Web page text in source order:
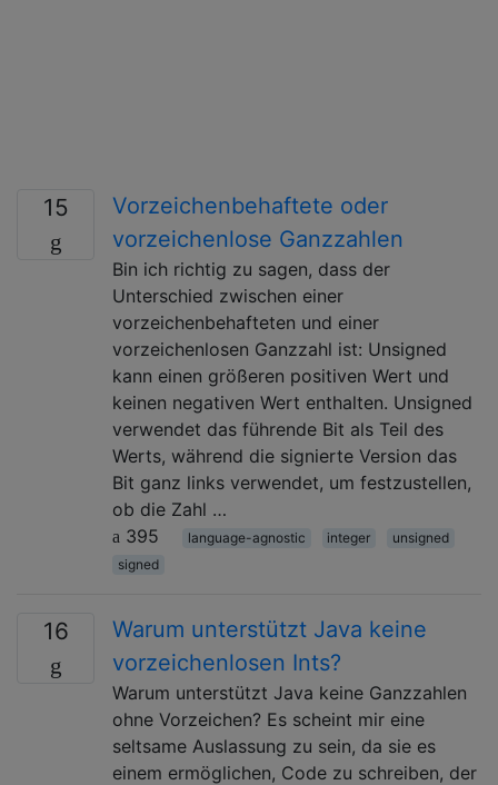
15
Vorzeichenbehaftete oder
vorzeichenlose Ganzzahlen
Bin ich richtig zu sagen, dass der
Unterschied zwischen einer
vorzeichenbehafteten und einer
vorzeichenlosen Ganzzahl ist: Unsigned
kann einen größeren positiven Wert und
keinen negativen Wert enthalten. Unsigned
verwendet das führende Bit als Teil des
Werts, während die signierte Version das
Bit ganz links verwendet, um festzustellen,
ob die Zahl …
395
language-agnostic integer
unsigned
signed
16
Warum unterstützt Java keine
vorzeichenlosen Ints?
Warum unterstützt Java keine Ganzzahlen
ohne Vorzeichen? Es scheint mir eine
seltsame Auslassung zu sein, da sie es
einem ermöglichen, Code zu schreiben, der